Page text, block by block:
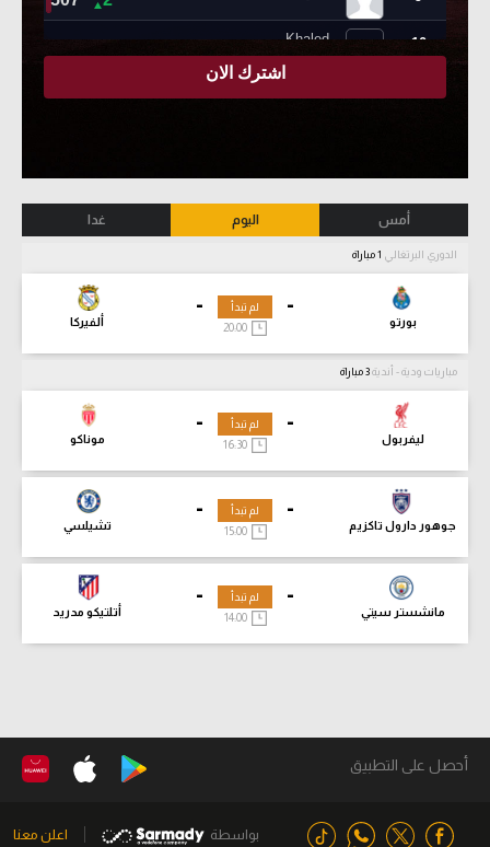
أمس اليوم غدا
الدوري البرتغالي
-
بورتو
-
ألفيركا
لم تبدأ
مباريات ودية - أندية
-
ليفربول
-
موناكو
لم تبدأ
-
جوهور دارول تاكزيم
-
تشيلسي
لم تبدأ
15:00
-
مانشستر سيتي
-
أتلتيكو مدريد
لم تبدأ
14:00
أحصل على التطبيق
بواسطة اعلن معنا